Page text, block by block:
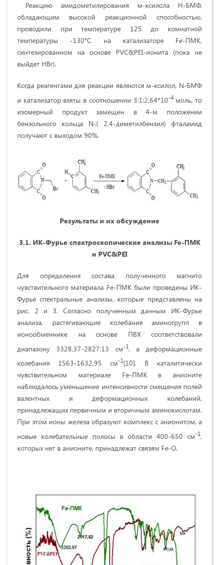
Реакцию амидометилирования м-ксилола Н-БМФ,
обладающим высокой реакционной способностью,
проводили при температуре 125 до комнатной
температуры -130°С на катализаторе Fe-ПМК,
синтезированном на основе PVC&PEI-ионита (пока не
выйдет HBr).
Когда реагентами для реакции являются м-ксилол, N-БМФ
и катализатор взяты в соотношении 3:1:2,64*10-4моль, то
изомерный продукт замещен в 4-м положении
бензольного кольца N-( 2,4-диметилбензил) фталaмид
получают с выходом 90%.
Результаты и их обсуждение
3.1. ИК-Фурье спектроскопические анализы Fe-ПМК
и PVC&PEI
Для определения состава полученного магнито
чувствительного материала Fe-ПМК были проведены ИК-
Фурье спектральные анализы, которые представлены на
рис. 2 и 3. Согласно полученным данным ИК-Фурье
анализа, растягивающие колебания аминогрупп в
ионообменнике на основе ПВХ соответствовали
диапазону 3328,37-2827,13 см-1, а деформационные
колебания 1563-1632,95 см-1[10]. В каталитически
чувствительном материале Fe-ПМК в анионите
наблюдалось уменьшение интенсивности смещения полей
валентных и деформационных колебаний,
принадлежащих первичным и вторичным аминокислотам.
При этом ионы железа образуют комплекс с анионитом, а
новые колебательные полосы в области 400-650 см-1,
которых нет в анионите, принадлежат связям Fe-O.